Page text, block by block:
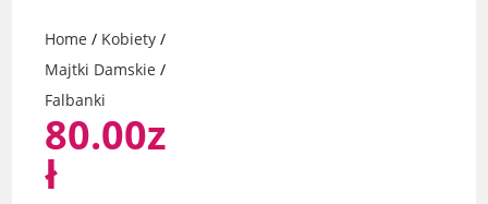
Home / Kobiety /
Majtki Damskie /
Falbanki
80.00z
ł